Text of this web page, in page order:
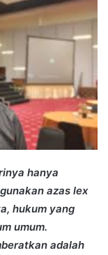
hanya
azas lex
hukum yang
umum.
adalah